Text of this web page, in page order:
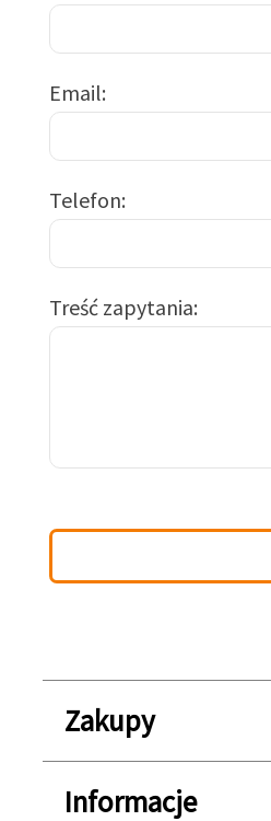
Email
Telefon
Treść zapytania
Zakupy
Informacje